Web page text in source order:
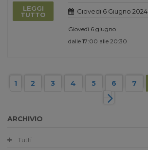
LEGGI
TUTTO
Giovedi 6 Giugno 2024
Giovedì 6 giugno
dalle 17:00 alle 20:30
1 2 3 4 5 6 7
ARCHIVIO
Tutti